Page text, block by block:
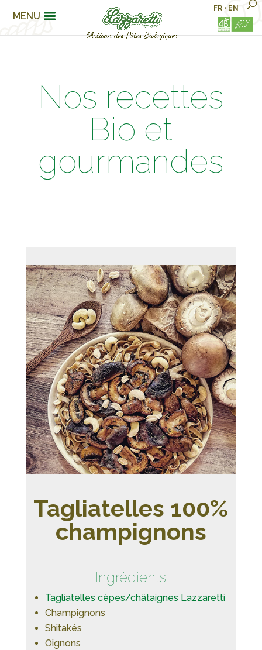
MENU
FR • EN
Nos recettes
Bio et
gourmandes
Tagliatelles 100%
champignons
Ingrédients
Tagliatelles cèpes/châtaignes Lazzaretti
Champignons
Shitakés
Oignons